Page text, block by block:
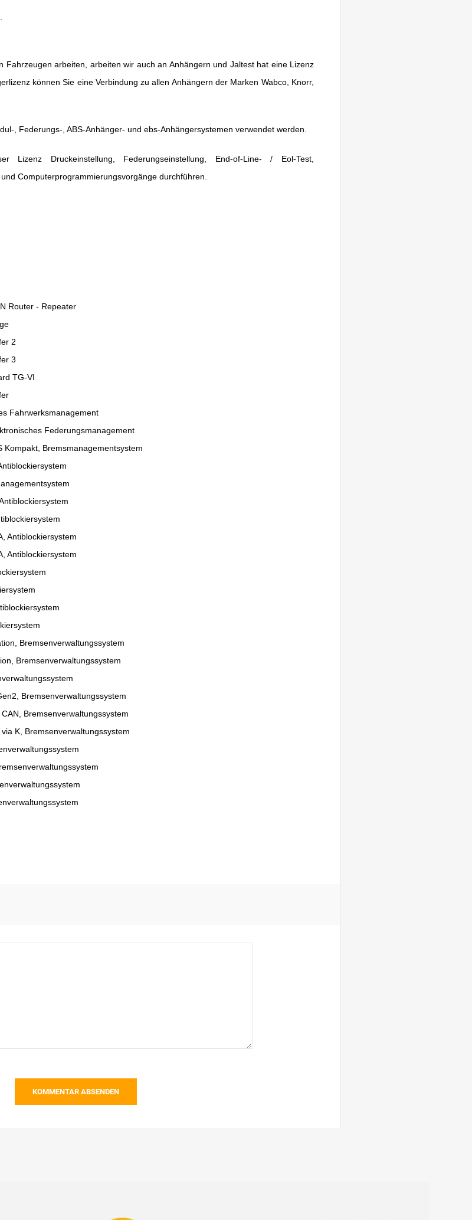
Fahrzeugen arbeiten, arbeiten wir auch an Anhängern und Jaltest hat eine Lizenz
können Sie eine Verbindung zu allen Anhängern der Marken Wabco, Knorr,
, Federungs-, ABS-Anhänger- und ebs-Anhängersystemen verwendet werden.
Druckeinstellung, Federungseinstellung, End-of-Line- / Eol-Test,
Computerprogrammierungsvorgänge durchführen.
Router - Repeater
2
3
TG-VI
Fahrwerksmanagement
Federungsmanagement
Kompakt, Bremsmanagementsystem
Antiblockiersystem
Antiblockiersystem
Bremsenverwaltungssystem
Bremsenverwaltungssystem
Bremsenverwaltungssystem
Bremsenverwaltungssystem
K, Bremsenverwaltungssystem
KOMMENTAR ABSENDEN